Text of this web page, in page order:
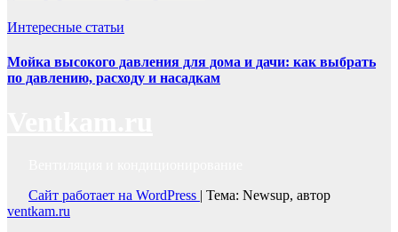
Интересные статьи
Мойка высокого давления для дома и дачи: как выбрать
по давлению, расходу и насадкам
Сайт работает на WordPress | Тема: Newsup, автор
ventkam.ru